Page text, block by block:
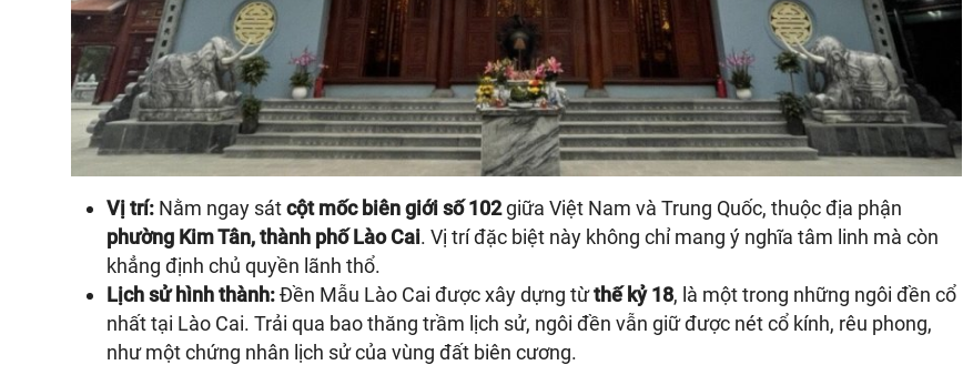
Vị trí: Nằm ngay sátcột mốc biên giới số 102giữa Việt Nam và Trung Quốc, thuộc địa phận
phường Kim Tân, thành phố Lào Cai. Vị trí đặc biệt này không chỉ mang ý nghĩa tâm linh mà còn
khẳng định chủ quyền lãnh thổ.
Lịch sử hình thành:Đền Mẫu Lào Cai được xây dựng từthế kỷ 18, là một trong những ngôi đền cổ
nhất tại Lào Cai. Trải qua bao thăng trầm lịch sử, ngôi đền vẫn giữ được nét cổ kính, rêu phong,
như một chứng nhân lịch sử của vùng đất biên cương.